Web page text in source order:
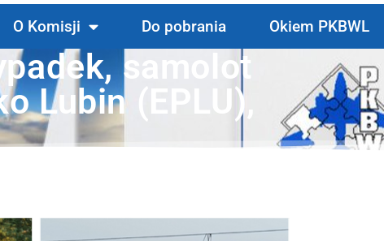
O Komisji Do pobrania Okiem PKBWL
samolot
Lubin (EPLU),